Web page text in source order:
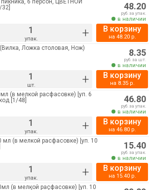
6 персон, ЦВЕТНОЙ
упак. +
48.20
руб. за упак.
в наличии
В корзину
на 48.20р.
Ложка столовая, Нож)
шт. +
8.35
руб. за шт.
в наличии
В корзину
на 8.35р.
(в мелкой расфасовке) [уп. 6
[1/48]
упак. +
46.80
руб. за упак.
в наличии
В корзину
на 46.80р.
мл (в мелкой расфасовке) [уп. 10
упак. +
15.40
руб. за упак.
в наличии
В корзину
на 15.40р.
(в мелкой расфасовке) [уп. 10